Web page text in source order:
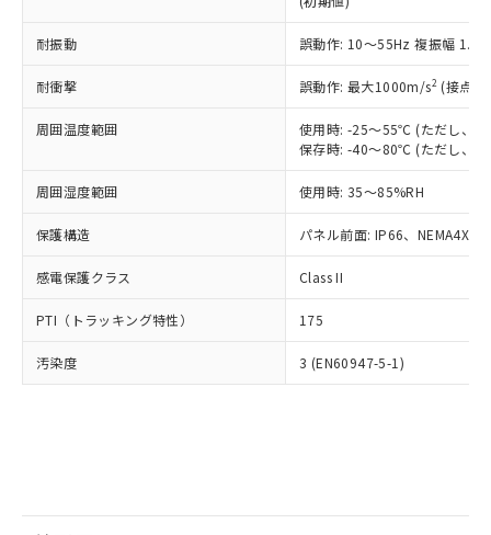
耐振動 誤動作: 10～55Hz 複振幅
耐衝撃 誤動作: 最大1000m/s2 (接点
周囲温度範囲
使用時: -25～55℃ (ただし、氷
保存時: -40～80℃ (ただし、氷
周囲湿度範囲 使用時: 35～85%RH
保護構造 パネル前面: IP66、NEMA4X,
感電保護クラス Class II
PTI（トラッキング特性） 175
汚染度 3 (EN60947-5-1)
正式な納期状況および標準価格はお客
様のお取引先、またはお客様担当のオ
オムロン制御機器販売店や当社販売拠
販売ネットワーク
」をご確認
在庫状況および標準価格結果を当社の
事前の承諾なく第三者に漏洩または開
示しないようお願いします。
マイパーツ機能（部品リスト作成サー
ビス）をご利用いただくには、I-Web
メンバーズにご登録されている必要が
あります。
登録された部品リストについて、当社
の共同利用に関して"
の「1.共同利
(PBDE) 1000ppm以下、フタル酸ビス(2-エチルヘキシ
ル) (DEHP)(別名：DOP) 1000ppm以下、フタル酸ブチ
ルベンジル（BBP） 1000ppm以下、フタル酸ジブチル
（DBP） 1000ppm以下、フタル酸ジイソブチル
但し、RoHS指令で産業用監視および制御機器に対する
フタル酸エステル類の４物質については閾値を超える意
図的な使用がないことを確認しています。
※2 対応予定月
部品在庫の切り替え状況などにより、予定
月が前後することがあります。
※3 非含有証明書ダウンロード
ニル類) : 1000ppm、 PBDEs(ポリ臭化ジフェニルエーテ
DBP(フタル酸ジブチル) : 1000ppm、 DIBP(フタル酸ジ
DEHP(フタル酸ビス(2-エチルヘキシル)) : 1000ppm
「ｅ」：有害物質（10物質）のすべてが基
準値以下であることを示します。
「10」：通常の使用状況下において有害物
質が外部に漏えいし、環境に深刻な影響を
及ぼさない年数を意味します。
「－」：未確認です。当社販売部門へお問
当社は規制貨物を破棄する場合は、完
全に破砕するなど、違法に輸出されな
いよう必要な手段を講じます。
当社は貴社製品を、核兵器、ミサイ
ル、化学兵器、生物兵器またはその他
武器並びにこれらの製造装置等に一切
当社は、貴社製品を第三者に販売する
場合は、上記1、2および3の内容を当
該第三者に通知します。また当社は、
販売先および販売に係わる関係者が違
法に輸出するおそれがある場合は、取
り引きをいたしません。
一定数以上の在庫あり
一定数には満たないが在庫あり
いては、お客様のお取引先、ま
たはお客様担当のオムロン制御
機器販売店・当社販売員にご確
白
受注生産機種、また在庫状況の
情報を公開していない機種